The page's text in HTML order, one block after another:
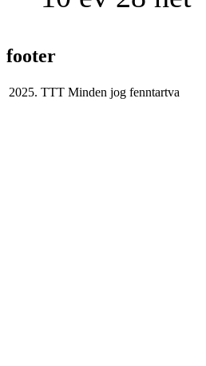
footer
2025. TTT Minden jog fenntartva